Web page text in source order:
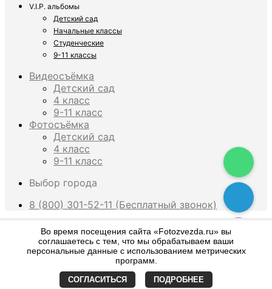
V.I.P. альбомы
Детский сад
Начальные классы
Студенческие
9-11 классы
Видеосъёмка
Детский сад
4 класс
9-11 класс
Фотосъёмка
Детский сад
4 класс
9-11 класс
Выбор города
8 (800) 301-52-11 (Бесплатный звонок)
What are you looking for?
Поиск
Во время посещения сайта «Fotozvezda.ru» вы
соглашаетесь с тем, что мы обрабатываем ваши
персональные данные с использованием метрических
программ.
СОГЛАСИТЬСЯ ПОДРОБНЕЕ